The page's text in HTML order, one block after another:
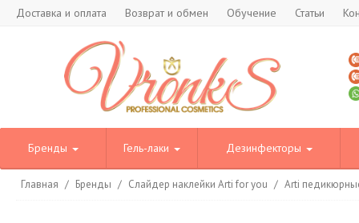
Доставка и оплата Возврат и обмен Обучение Статьи
Бренды Гель-лаки Дезинфекторы
Главная / Бренды / Слайдер наклейки Arti for you / Arti